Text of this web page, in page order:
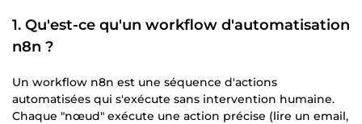
1. Qu'est-ce qu'un workflow d'automatisation
n8n ?
Un workflow n8n est une séquence d'actions
automatisées qui s'exécute sans intervention humaine.
Chaque "nœud" exécute une action précise (lire un email,